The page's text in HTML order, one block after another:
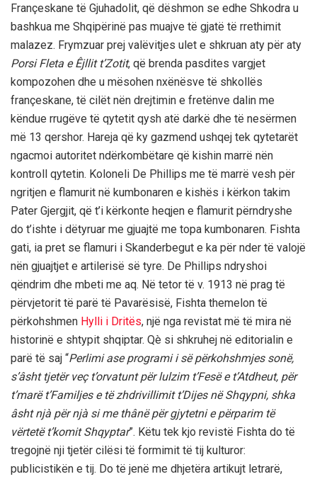
Françeskane të Gjuhadolit, që dëshmon se edhe Shkodra u
bashkua me Shqipërinë pas muajve të gjatë të rrethimit
malazez. Frymzuar prej valëvitjes ulet e shkruan aty për aty
Porsi Fleta e Êjllit t’Zotit, që brenda pasdites vargjet
kompozohen dhe u mësohen nxënësve të shkollës
françeskane, të cilët nën drejtimin e fretënve dalin me
këndue rrugëve të qytetit qysh atë darkë dhe të nesërmen
më 13 qershor. Hareja që ky gazmend ushqej tek qytetarët
ngacmoi autoritet ndërkombëtare që kishin marrë nën
kontroll qytetin. Koloneli De Phillips me të marrë vesh për
ngritjen e flamurit në kumbonaren e kishës i kërkon takim
Pater Gjergjit, që t’i kërkonte heqjen e flamurit përndryshe
do t’ishte i dëtyruar me gjuajtë me topa kumbonaren. Fishta
gati, ia pret se flamuri i Skanderbegut e ka për nder të valojë
nën gjuajtjet e artilerisë së tyre. De Phillips ndryshoi
qëndrim dhe mbeti me aq. Në tetor të v. 1913 në prag të
përvjetorit të parë të Pavarësisë, Fishta themelon të
përkohshmen Hylli i Dritës, një nga revistat më të mira në
historinë e shtypit shqiptar. Qè si shkruhej në editorialin e
parë të saj “Perlimi ase programi i së përkohshmjes sonë,
s’âsht tjetër veç t’orvatunt për lulzim t’Fesë e t’Atdheut, për
t’marë t’Familjes e të zhdrivillimit t’Dijes në Shqypni, shka
âsht njà për njà si me thânë për gjytetni e përparim të
vërtetë t’komit Shqyptar”. Këtu tek kjo revistë Fishta do të
tregojnë nji tjetër cilësi të formimit të tij kulturor:
publicistikën e tij. Do të jenë me dhjetëra artikujt letrarë,